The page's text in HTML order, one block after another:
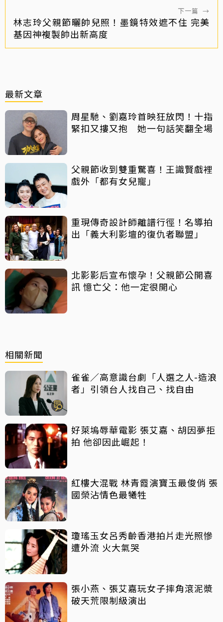
下一篇 →
林志玲父親節曬帥兒照！墨鏡特效遮不住 完美
基因神複製帥出新高度
最新文章
周星馳、劉嘉玲首映狂放閃！十指
緊扣又摟又抱 她一句話笑翻全場
父親節收到雙重驚喜！王識賢戲裡
戲外「都有女兒寵」
重現傳奇設計師離譜行徑！名導拍
出「義大利影壇的復仇者聯盟」
北影影后宣布懷孕！父親節公開喜
訊 憶亡父：他一定很開心
相關新聞
雀雀／高意識台劇「人選之人-造浪
者」引領台人找自己、找自由
好萊塢辱華電影 張艾嘉、胡因夢拒
拍 他卻因此崛起！
紅樓大混戰 林青霞演寶玉最俊俏 張
國榮沾情色最犧牲
瓊瑤玉女呂秀齡香港拍片走光照慘
遭外流 火大氣哭
張小燕、張艾嘉玩女子摔角滾泥漿
破天荒限制級演出